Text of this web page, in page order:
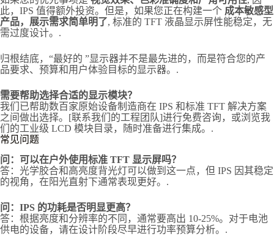
此，IPS 值得额外投资。但是，如果您正在构建一个 成本敏感型
产品，展示需求简单明了, 标准的 TFT 液晶显示屏性能稳定，无
需过度设计。.
归根结底，“最好的 ”显示器并不是最先进的，而是符合您的产
品要求、预算和用户体验目标的显示器。.
需要帮助选择合适的显示模块？
我们已帮助数百家原始设备制造商在 IPS 和标准 TFT 解决方案
之间做出选择。[联系我们的工程团队]进行免费咨询，或浏览我
们的工业级 LCD 模块目录，随时准备进行集成。.
常见问题
问：可以在户外使用标准 TFT 显示屏吗？
答：光学胶合和高亮度背光灯可以做到这一点，但 IPS 因其稳定
的视角，在阳光直射下通常表现更好。.
问：IPS 的功耗是否明显更高？
答：根据亮度和分辨率的不同，通常要高出 10-25%。对于电池
供电的设备，请在设计阶段尽早进行功率预算分析。.